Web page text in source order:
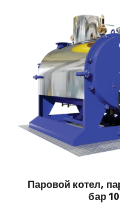
Паровой котел,
бар